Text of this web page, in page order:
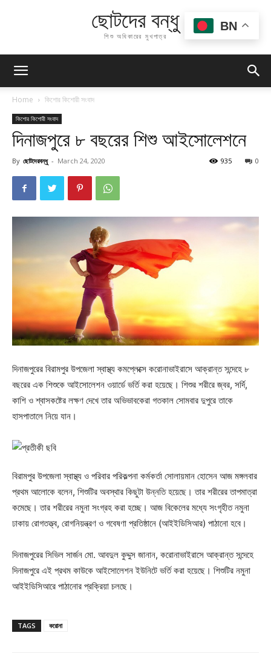
ছোটদের বন্ধু
শিশু অধিকারের মুখপাত্র
Home কিশোর কিশোরী সংবাদ
কিশোর কিশোরী সংবাদ
দিনাজপুরে ৮ বছরের শিশু আইসোলেশনে
By ছোটদেরবন্ধু - March 24, 2020 0
935
দিনাজপুরের বিরামপুর উপজেলা স্বাস্থ্য কমপ্লেক্সে করোনাভাইরাসে আক্রান্ত সন্দেহে ৮
বছরের এক শিশুকে আইসোলেশন ওয়ার্ডে ভর্তি করা হয়েছে। শিশুর শরীরে জ্বর, সর্দি,
কাশি ও শ্বাসকষ্টের লক্ষণ দেখে তার অভিভাবকেরা গতকাল সোমবার দুপুরে তাকে
হাসপাতালে নিয়ে যান।
বিরামপুর উপজেলা স্বাস্থ্য ও পরিবার পরিকল্পনা কর্মকর্তা সোলায়মান হোসেন আজ মঙ্গলবার
প্রথম আলোকে বলেন, শিশুটির অবস্থার কিছুটা উন্নতি হয়েছে। তার শরীরের তাপমাত্রা
কমেছে। তার শরীরের নমুনা সংগ্রহ করা হচ্ছে। আজ বিকেলের মধ্যে সংগৃহীত নমুনা
ঢাকায় রোগতত্ত্ব, রোগনিয়ন্ত্রণ ও গবেষণা প্রতিষ্ঠানে (আইইডিসিআর) পাঠানো হবে।
দিনাজপুরের সিভিল সার্জন মো. আবদুল কুদ্দুস জানান, করোনাভাইরাসে আক্রান্ত সন্দেহে
দিনাজপুরে এই প্রথম কাউকে আইসোলেশন ইউনিটে ভর্তি করা হয়েছে। শিশুটির নমুনা
আইইডিসিআরে পাঠানোর প্রক্রিয়া চলছে।
TAGS করোনা
BN